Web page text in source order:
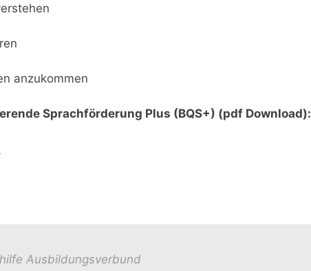
anzukommen
Sprachförderung Plus (BQS+) (pdf Download):
Ausbildungsverbund